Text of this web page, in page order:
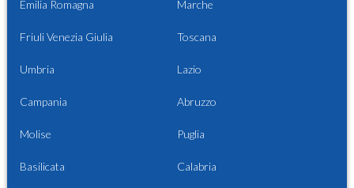
Emilia Romagna Marche
Friuli Venezia Giulia Toscana
Umbria Lazio
Campania Abruzzo
Molise Puglia
Basilicata Calabria